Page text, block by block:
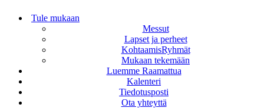
Tule mukaan
Messut
Lapset ja perheet
KohtaamisRyhmät
Mukaan tekemään
Luemme Raamattua
Kalenteri
Tiedotusposti
Ota yhteyttä